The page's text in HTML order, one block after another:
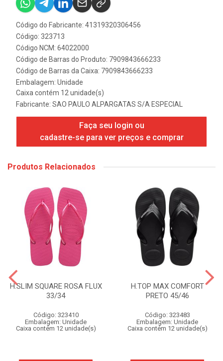
Código do Fabricante: 41319320306456
Código: 323713
Código NCM: 64022000
Código de Barras do Produto: 7909843666233
Código de Barras da Caixa: 7909843666233
Embalagem: Unidade
Caixa contém 12 unidade(s)
Fabricante: SAO PAULO ALPARGATAS S/A ESPECIAL
Faça seu login ou
cadastre-se para ver preços e comprar
Produtos Relacionados
H.SLIM SQUARE ROSA FLUX
33/34
Código: 323410
Embalagem: Unidade
Caixa contém 12 unidade(s)
H.TOP MAX COMFORT
PRETO 45/46
Código: 323483
Embalagem: Unidade
Caixa contém 12 unidade(s)